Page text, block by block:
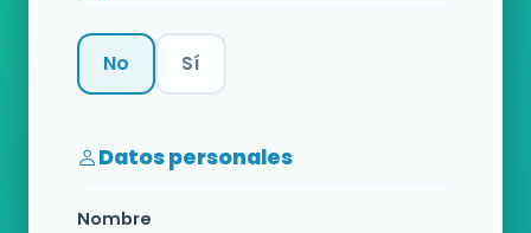
No Sí
Datos personales
Nombre